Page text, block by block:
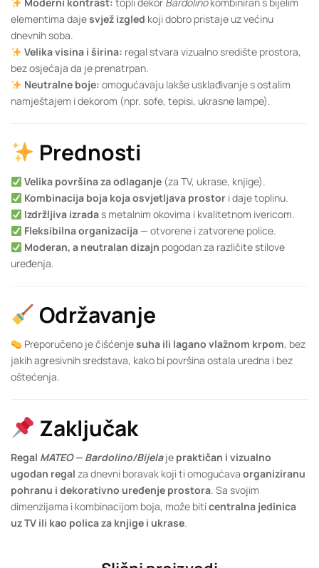
Moderni kontrast: topli dekor Bardolinokombiniran s bijelim
elementima dajesvjež izgled koji dobro pristaje uz većinu
dnevnih soba.
Velika visina i širina: regal stvara vizualno središte prostora,
bez osjećaja da je prenatrpan.
Neutralne boje: omogućavaju lakše usklađivanje s ostalim
namještajem i dekorom (npr. sofe, tepisi, ukrasne lampe).
Prednosti
Velika površina za odlaganje(za TV, ukrase, knjige).
Kombinacija boja koja osvjetljava prostori daje toplinu.
Izdržljiva izradas metalnim okovima i kvalitetnom ivericom.
Fleksibilna organizacija— otvorene i zatvorene police.
Moderan, a neutralan dizajn pogodan za različite stilove
uređenja.
Održavanje
Preporučeno je čišćenjesuha ili lagano vlažnom krpom, bez
jakih agresivnih sredstava, kako bi površina ostala uredna i bez
oštećenja.
Zaključak
Regal MATEO — Bardolino/Bijelaje praktičan i vizualno
ugodan regal za dnevni boravak koji ti omogućava organiziranu
pohranu i dekorativno uređenje prostora. Sa svojim
dimenzijama i kombinacijom boja, može biti centralna jedinica
uz TV ili kao polica za knjige i ukrase.